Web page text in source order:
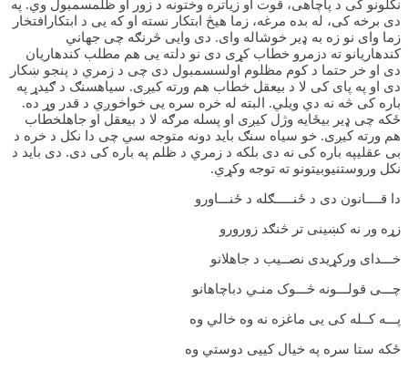
نکلونو کی د پاچاهی، قوت او زیاتره وختونه د زور او ظلمسمبول وي. په
دی برخه کی، له بده مرغه، زما هیڅ ابتکار نسته او که یی د ابتکارافتخار
زما وای نو زه به ډیر خوشاله وای. دی وایی څرنګه چی جهاني
کندهاریانو ته دزمرو خطاب کړی دی نو دلته یی هم مطلب کندهاریان
دی او خر حتما د کوم مظلوم اولسسمبول دی چی د زمري د پنجو ښکار
دی او په پای کی لا د بیعقل خطاب هم ورته کیږی. سیاهسنګ د ګیدړ په
باره کی څه نه دي ویلي. البته له خره سره یی خواخوږي د قدر وړ ده.
ځکه چی ډیر بیځایه وژل کیږی او پسله مرګه لا د بیعقل او جاهلخطاب
هم ورته کیږی. خو سیاه سنګ باید دونه متوجه سي چی دا نکل د خره د
بی عقلیپه باره کی نه دی بلکه د زمري د ظلم په باره کی دی. دی باید د
نکل وروستنیوبیتونو ته توجه وکړي.
دا قــــانون دی د ځنـــــګله د ځنـــاورو
زړه ور نه کښینی تر څنګد زورورو
خـــدای ورکړیدی نصــیب د جاهلانو
چـــی قولـــونه څـــوک منـي دباچاهانو
پـــه کــله کی یی ماغزه نه وه خالي وه
ځکه ستا سره په خیال کییی دوستي وه